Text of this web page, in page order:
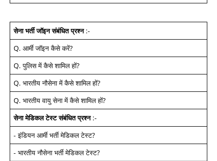
सेना भर्ती जॉइन संबंधित प्रश्न:-
Q. आर्मी जॉइन कैसे करें?
Q. पुलिस में कैसे शामिल हों?
Q. भारतीय नौसेना में कैसे शामिल हों?
Q. भारतीय वायु सेना में कैसे शामिल हों?
सेना मेडिकल टेस्ट संबंधित प्रश्न:-
- इंडियन आर्मी भर्ती मेडिकल टेस्ट?
- भारतीय नौसेना भर्ती मेडिकल टेस्ट?